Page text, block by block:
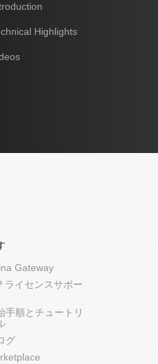
Highlights
Gateway
ライセンスサポー
手順とチュートリ
グ